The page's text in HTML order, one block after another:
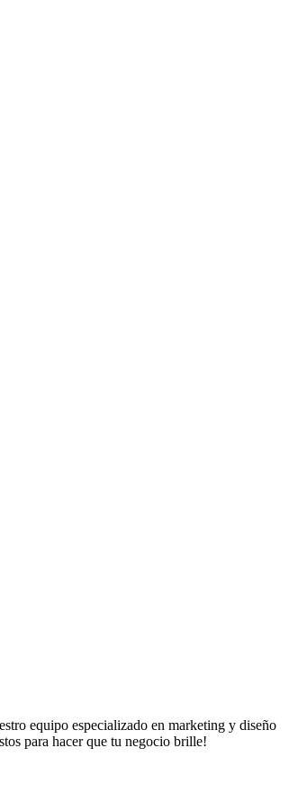
equipo especializado en marketing y diseño
para hacer que tu negocio brille!